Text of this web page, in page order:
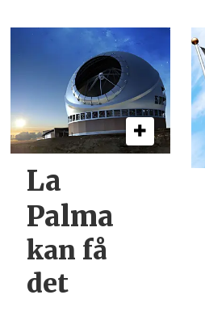
La
Palma
kan få
det